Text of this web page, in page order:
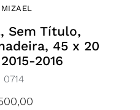
Sem Título,
45 x 20
2016
0714